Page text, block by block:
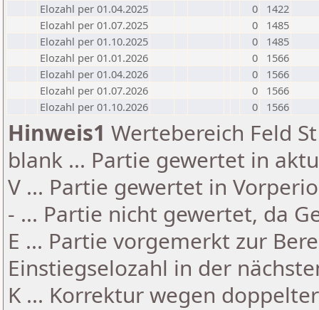
Elozahl per 01.04.2025
0
1422
Elozahl per 01.07.2025
0
1485
Elozahl per 01.10.2025
0
1485
Elozahl per 01.01.2026
0
1566
Elozahl per 01.04.2026
0
1566
Elozahl per 01.07.2026
0
1566
Elozahl per 01.10.2026
0 1566
Hinweis1 Wertebereich Feld
blank ... Partie gewertet in
V ... Partie gewertet in
- ... Partie nicht gewertet, da
E ... Partie vorgemerkt zur
Einstiegselozahl in der
K ... Korrektur wegen